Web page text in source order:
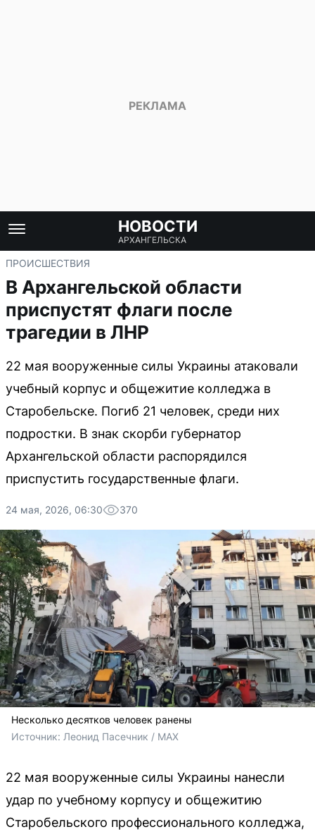
НОВОСТИ
АРХАНГЕЛЬСКА
ПРОИСШЕСТВИЯ
В Архангельской области
приспустят флаги после
трагедии в ЛНР
22 мая вооруженные силы Украины атаковали
учебный корпус и общежитие колледжа в
Старобельске. Погиб 21 человек, среди них
подростки. В знак скорби губернатор
Архангельской области распорядился
приспустить государственные флаги.
24 мая, 2026, 06:30 370
Несколько десятков человек ранены
Источник: Леонид Пасечник / MAX
22 мая вооруженные силы Украины нанесли
удар по учебному корпусу и общежитию
Старобельского профессионального колледжа,